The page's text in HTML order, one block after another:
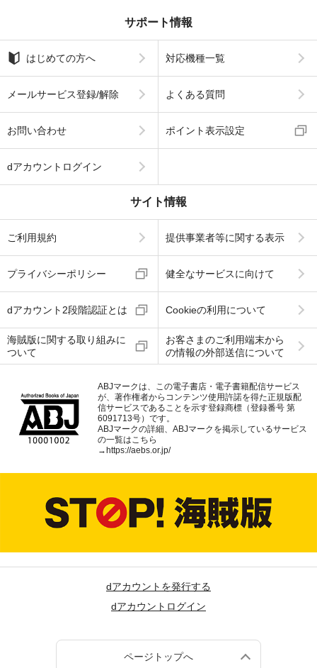
サポート情報
はじめての方へ 対応機種一覧
メールサービス登録/解除 よくある質問
お問い合わせ ポイント表示設定
dアカウントログイン
サイト情報
ご利用規約 提供事業者等に関する表示
プライバシーポリシー 健全なサービスに向けて
dアカウント2段階認証とは Cookieの利用について
海賊版に関する取り組みに
ついて
お客さまのご利用端末から
の情報の外部送信について
ABJマークは、この電子書店・電子書籍配信サービス
が、著作権者からコンテンツ使用許諾を得た正規版配
信サービスであることを示す登録商標（登録番号 第
6091713号）です。
ABJマークの詳細、ABJマークを掲示しているサービス
の一覧はこちら
→ https://aebs.or.jp/
dアカウントを発行する
dアカウントログイン
ページトップへ